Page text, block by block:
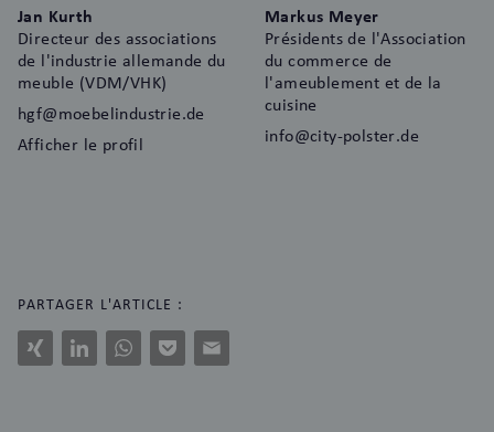
Jan Kurth
Directeur des associations
de l'industrie allemande du
meuble (VDM/VHK)
hgf@moebelindustrie.de
Afficher le profil
Markus Meyer
Présidents de l'Association
du commerce de
l'ameublement et de la
cuisine
info@city-polster.de
PARTAGER L'ARTICLE :
Xing LinkedInWhatsAppPocketE-
Mail